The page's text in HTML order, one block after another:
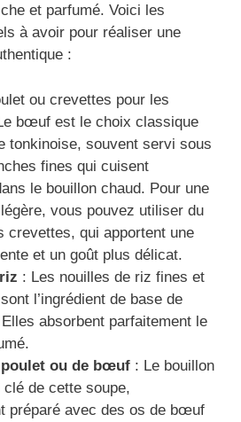
et parfumé. Voici les
à avoir pour réaliser une
:
ou crevettes pour les
bœuf est le choix classique
tonkinoise, souvent servi sous
fines qui cuisent
le bouillon chaud. Pour une
vous pouvez utiliser du
crevettes, qui apportent une
et un goût plus délicat.
: Les nouilles de riz fines et
l’ingrédient de base de
absorbent parfaitement le
ou de bœuf : Le bouillon
clé de cette soupe,
préparé avec des os de bœuf